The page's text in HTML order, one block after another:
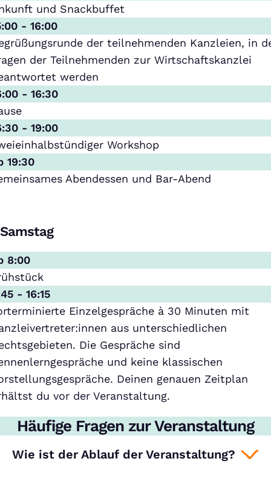
und Snackbuffet
- 16:00
der teilnehmenden Kanzleien, in
der Teilnehmenden zur Wirtschaftskanzlei
werden
- 16:30
- 19:00
Workshop
19:30
Abendessen und Bar-Abend
Samstag
8:00
- 16:15
Einzelgespräche à 30 Minuten mit
aus unterschiedlichen
Die Gespräche sind
und keine klassischen
Deinen genauen Zeitplan
du vor der Veranstaltung.
Häufige Fragen zur Veranstaltung
Wie ist der Ablauf der Veranstaltung?